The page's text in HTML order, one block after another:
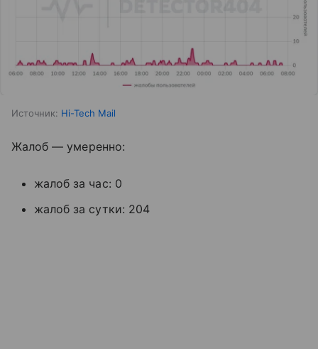
Источник: Hi-Tech Mail
Жалоб — умеренно:
жалоб за час: 0
жалоб за сутки: 204